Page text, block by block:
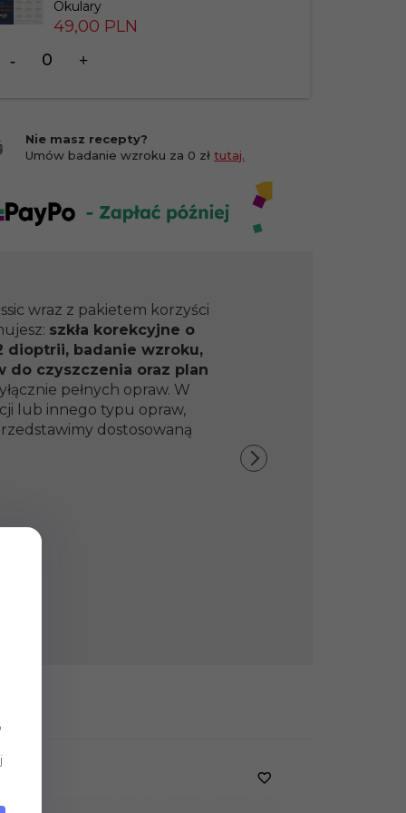
Okulary
49,00 PLN
dla
Nie masz recepty?
Umów badanie wzroku za 0 zł tutaj.
wraz z pakietem korzyści
szkła korekcyjne o
dioptrii, badanie wzroku,
do czyszczenia oraz plan
pełnych opraw. W
lub innego typu opraw,
dostosowaną